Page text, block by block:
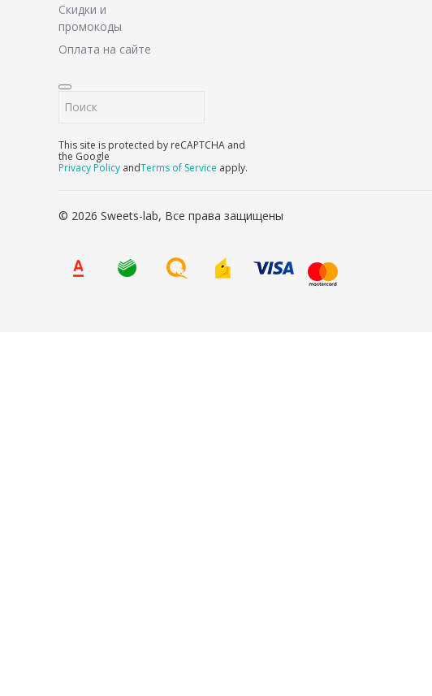
Скидки и
промокоды
Оплата на сайте
This site is protected by reCAPTCHA and
the Google
Privacy Policy andTerms of Service apply.
© 2026 Sweets-lab, Все права защищены